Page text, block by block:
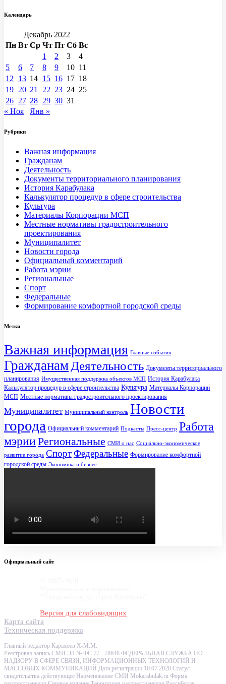
Календарь
Декабрь 2022
Пн Вт Ср Чт Пт Сб Вс
1
2 3
4
5
6 7 8 9 10 11
12
13 14 15 16 17 18
19 20 21 22 23 24 25
26 27 28 29 30 31
« Ноя
Янв »
Рубрики
Важная информация
Гражданам
Деятельность
Документы территориального планирования
История Карабулака
Калькулятор процедур в сфере строительства
Культура
Материалы Корпорации МСП
Местные нормативы градостроительного
проектирования
Муниципалитет
Новости города
Официальный комментарий
Работа мэрии
Региональные
Спорт
Федеральные
Формирование комфортной городской среды
Метки
Важная информация Главные события
Гражданам Деятельность Документы территориального
планирования Имущественная поддержка объектов МСП История Карабулака
Калькулятор процедур в сфере строительства Культура Материалы Корпорации
МСП Местные нормативы градостроительного проектирования
Муниципалитет Муниципальный контроль Новости
города Официальный комментарий Подкасты Пресс-центр Работа
мэрииРегиональные СМИ о нас Социально-экономическое
развитие города СпортФедеральные Формирование комфортной
городской среды Экономика и бизнес
Официальный сайт
Версия для слабовидящих
Карта сайта
Техническая поддержка
Главный редактор Карахоев Х-М.М.
Реестровая запись СМИ ЭЛ № ФС 77 - 78648 ФЕДЕРАЛЬНАЯ СЛУЖБА ПО
НАДЗОРУ В СФЕРЕ СВЯЗИ, ИНФОРМАЦИОННЫХ ТЕХНОЛОГИЙ И
МАССОВЫХ КОММУНИКАЦИЙ Дата регистрации 10.07.2020 Статус
свидетельства действующее Наименование СМИ Mokarabulak.ru Форма